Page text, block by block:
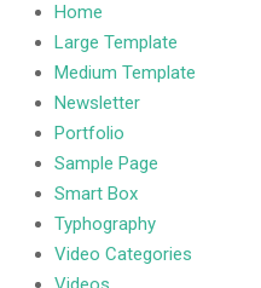
Home
Large Template
Medium Template
Newsletter
Portfolio
Sample Page
Smart Box
Typhography
Video Categories